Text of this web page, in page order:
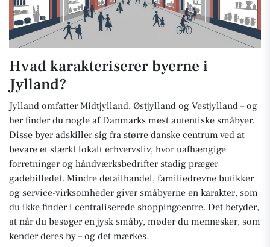
Hvad karakteriserer byerne i
Jylland?
Jylland omfatter Midtjylland, Østjylland og Vestjylland – og
her finder du nogle af Danmarks mest autentiske småbyer.
Disse byer adskiller sig fra større danske centrum ved at
bevare et stærkt lokalt erhvervsliv, hvor uafhængige
forretninger og håndværksbedrifter stadig præger
gadebilledet. Mindre detailhandel, familiedrevne butikker
og service-virksomheder giver småbyerne en karakter, som
du ikke finder i centraliserede shoppingcentre. Det betyder,
at når du besøger en jysk småby, møder du mennesker, som
kender deres by – og det mærkes.